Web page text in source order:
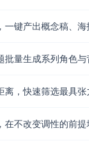
键产出概念稿、
量生成系列角色
，快速筛选最具
不改变调性的前提